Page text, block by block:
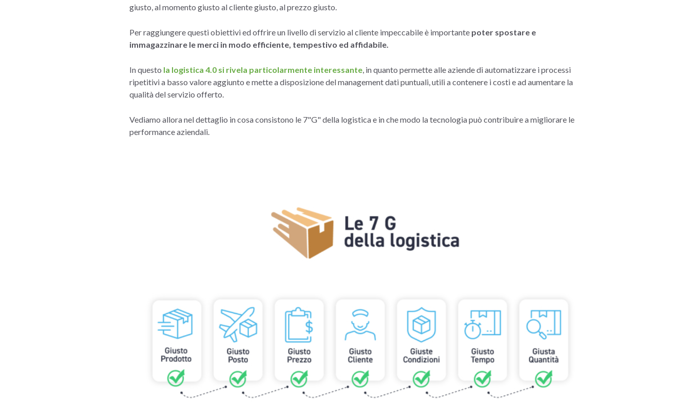
giusto, al momento giusto al cliente giusto, al prezzo giusto.
Per raggiungere questi obiettivi ed offrire un livello di servizio al cliente impeccabile è importante poter spostare e
immagazzinare le merci in modo efficiente, tempestivo ed affidabile.
In questo la logistica 4.0 si rivela particolarmente interessante, in quanto permette alle aziende di automatizzare i processi
ripetitivi a basso valore aggiunto e mette a disposizione del management dati puntuali, utili a contenere i costi e ad aumentare la
qualità del servizio offerto.
Vediamo allora nel dettaglio in cosa consistono le 7"G" della logistica e in che modo la tecnologia può contribuire a migliorare le
performance aziendali.